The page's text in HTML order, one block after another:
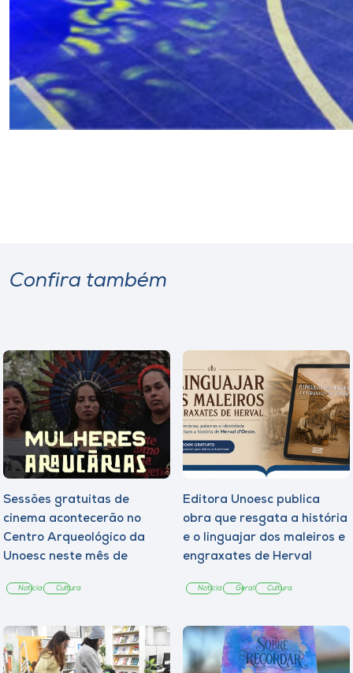
Confira também
Sessões gratuitas de
cinema acontecerão no
Centro Arqueológico da
Unoesc neste mês de
Notícia Cultura
Editora Unoesc publica
obra que resgata a história
e o linguajar dos maleiros e
engraxates de Herval
Notícia Geral Cultura